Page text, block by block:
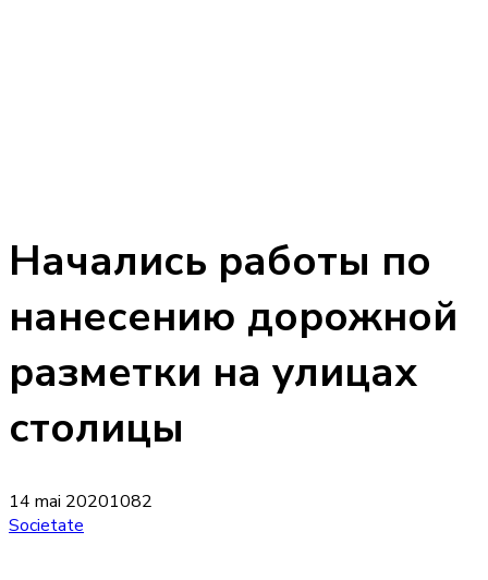
Начались работы по
нанесению дорожной
разметки на улицах
столицы
14 mai 20201082
Societate